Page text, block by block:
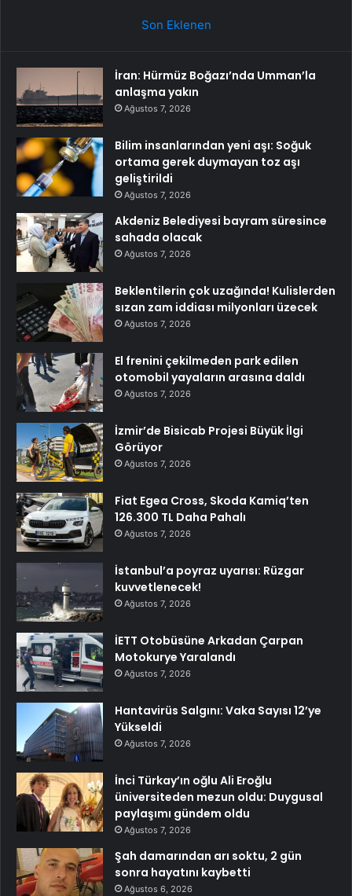
Son Eklenen
İran: Hürmüz Boğazı’nda Umman’la
anlaşma yakın
Ağustos 7, 2026
Bilim insanlarından yeni aşı: Soğuk
ortama gerek duymayan toz aşı
geliştirildi
Ağustos 7, 2026
Akdeniz Belediyesi bayram süresince
sahada olacak
Ağustos 7, 2026
Beklentilerin çok uzağında! Kulislerden
sızan zam iddiası milyonları üzecek
Ağustos 7, 2026
El frenini çekilmeden park edilen
otomobil yayaların arasına daldı
Ağustos 7, 2026
İzmir’de Bisicab Projesi Büyük İlgi
Görüyor
Ağustos 7, 2026
Fiat Egea Cross, Skoda Kamiq’ten
126.300 TL Daha Pahalı
Ağustos 7, 2026
İstanbul’a poyraz uyarısı: Rüzgar
kuvvetlenecek!
Ağustos 7, 2026
İETT Otobüsüne Arkadan Çarpan
Motokurye Yaralandı
Ağustos 7, 2026
Hantavirüs Salgını: Vaka Sayısı 12’ye
Yükseldi
Ağustos 7, 2026
İnci Türkay’ın oğlu Ali Eroğlu
üniversiteden mezun oldu: Duygusal
paylaşımı gündem oldu
Ağustos 7, 2026
Şah damarından arı soktu, 2 gün
sonra hayatını kaybetti
Ağustos 6, 2026